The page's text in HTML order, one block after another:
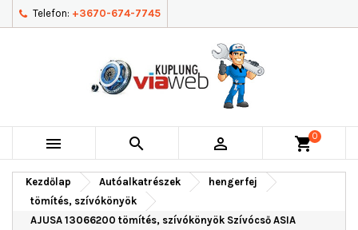
Telefon: +3670-674-7745
   shopping_cart0
Kezdőlap Autóalkatrészek
hengerfej
tömítés, szívókönyök
AJUSA 13066200 tömítés, szívókönyök Szívócső ASIA